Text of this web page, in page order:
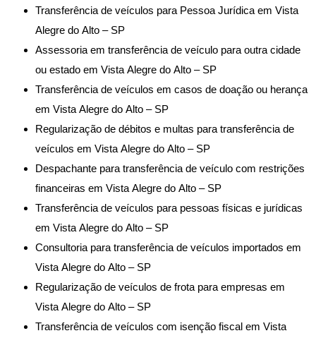
Transferência de veículos para Pessoa Jurídica em Vista
Alegre do Alto – SP
Assessoria em transferência de veículo para outra cidade
ou estado em Vista Alegre do Alto – SP
Transferência de veículos em casos de doação ou herança
em Vista Alegre do Alto – SP
Regularização de débitos e multas para transferência de
veículos em Vista Alegre do Alto – SP
Despachante para transferência de veículo com restrições
financeiras em Vista Alegre do Alto – SP
Transferência de veículos para pessoas físicas e jurídicas
em Vista Alegre do Alto – SP
Consultoria para transferência de veículos importados em
Vista Alegre do Alto – SP
Regularização de veículos de frota para empresas em
Vista Alegre do Alto – SP
Transferência de veículos com isenção fiscal em Vista